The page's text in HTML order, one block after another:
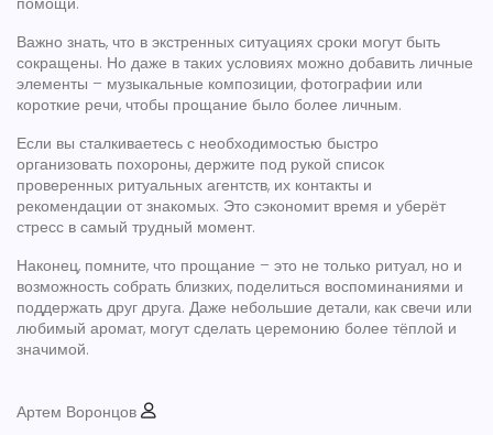
Важно знать, что в экстренных ситуациях сроки могут быть
сокращены. Но даже в таких условиях можно добавить личные
элементы – музыкальные композиции, фотографии или
короткие речи, чтобы прощание было более личным.
Если вы сталкиваетесь с необходимостью быстро
организовать похороны, держите под рукой список
проверенных ритуальных агентств, их контакты и
рекомендации от знакомых. Это сэкономит время и уберёт
стресс в самый трудный момент.
Наконец, помните, что прощание – это не только ритуал, но и
возможность собрать близких, поделиться воспоминаниями и
поддержать друг друга. Даже небольшие детали, как свечи или
любимый аромат, могут сделать церемонию более тёплой и
значимой.
Артем Воронцов